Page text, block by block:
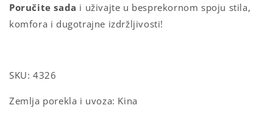
Poručitesada i uživajte u besprekornomspoju stila,
komfora i dugotrajne izdržljivosti!
SKU: 4326
Zemlja porekla i uvoza: Kina